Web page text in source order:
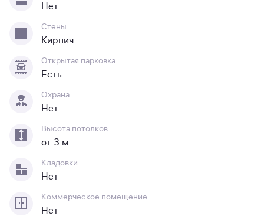
Нет
Стены
Кирпич
Открытая парковка
Есть
Охрана
Нет
Высота потолков
от 3 м
Кладовки
Нет
Коммерческое помещение
Нет